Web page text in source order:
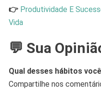
👉Produtividade E
Vida
💬 Sua
Qual desses hábitos
Compartilhe nos